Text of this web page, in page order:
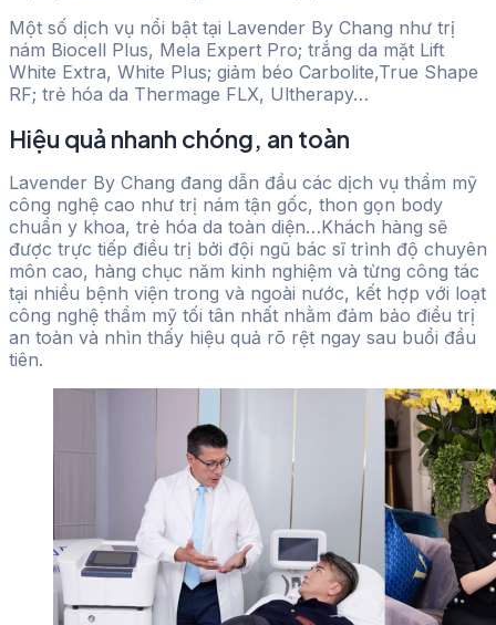
Một số dịch vụ nổi bật tại Lavender By Chang như trị
nám Biocell Plus, Mela Expert Pro; trắng da mặt Lift
White Extra, White Plus; giảm béo Carbolite,True Shape
RF; trẻ hóa da Thermage FLX, Ultherapy…
Hiệu quả nhanh chóng, an toàn
Lavender By Chang đang dẫn đầu các dịch vụ thẩm mỹ
công nghệ cao như trị nám tận gốc, thon gọn body
chuẩn y khoa, trẻ hóa da toàn diện…Khách hàng sẽ
được trực tiếp điều trị bởi đội ngũ bác sĩ trình độ chuyên
môn cao, hàng chục năm kinh nghiệm và từng công tác
tại nhiều bệnh viện trong và ngoài nước, kết hợp với loạt
công nghệ thẩm mỹ tối tân nhất nhằm đảm bảo điều trị
an toàn và nhìn thấy hiệu quả rõ rệt ngay sau buổi đầu
tiên.